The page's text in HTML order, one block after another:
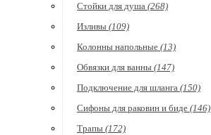
Стойки для душа (268)
Изливы (109)
Колонны напольные (13)
Обвязки для ванны (147)
Подключение для шланга (150)
Сифоны для раковин и биде (146)
Трапы (172)